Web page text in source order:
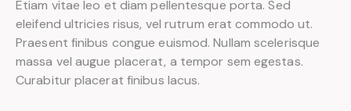
Etiam vitae leo et diam pellentesque porta. Sed
eleifend ultricies risus, vel rutrum erat commodo ut.
Praesent finibus congue euismod. Nullam scelerisque
massa vel augue placerat, a tempor sem egestas.
Curabitur placerat finibus lacus.